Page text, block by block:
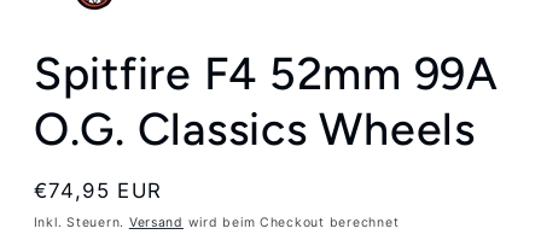
Spitfire F4 52mm 99A
O.G. Classics Wheels
Normaler
Preis
€74,95 EUR
Inkl. Steuern. Versand wird beim Checkout berechnet